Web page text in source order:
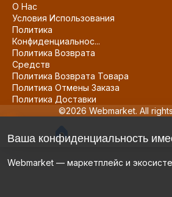
О Нас
Условия Использования
Политика
Конфиденциальнос...
Политика Возврата
Средств
Политика Возврата Товара
Политика Отмены Заказа
Политика Доставки
©2026 Webmarket. All
Ваша конфиденциальность
Webmarket — маркетплейс и